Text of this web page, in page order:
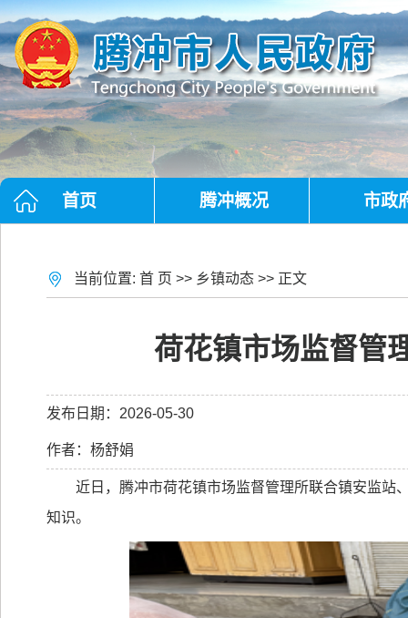
首页 腾冲概况 市政
当前位置: 首 页 >> 乡镇动态 >> 正文
荷花镇市场监督管
发布日期：2026-05-30
作者：杨舒娟
近日，腾冲市荷花镇市场监督管理所联合镇安监站
知识。